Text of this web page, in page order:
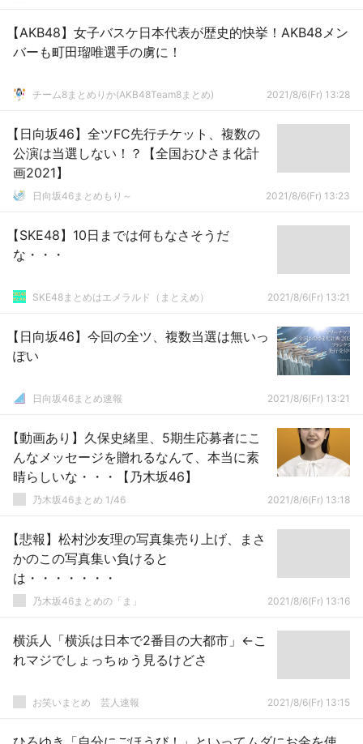
【AKB48】女子バスケ日本代表が歴史的快挙！AKB48メン
バーも町田瑠唯選手の虜に！
チーム8まとめりか(AKB48Team8まとめ) 2021/8/6(Fr) 13:28
【日向坂46】全ツFC先行チケット、複数の
公演は当選しない！？【全国おひさま化計
画2021】
日向坂46まとめもり～ 2021/8/6(Fr) 13:23
【SKE48】10日までは何もなさそうだ
な・・・
SKE48まとめはエメラルド（まとえめ） 2021/8/6(Fr) 13:21
【日向坂46】今回の全ツ、複数当選は無いっ
ぽい
日向坂46まとめ速報 2021/8/6(Fr) 13:21
【動画あり】久保史緒里、5期生応募者にこ
んなメッセージを贈れるなんて、本当に素
晴らしいな・・・【乃木坂46】
乃木坂46まとめ 1/46 2021/8/6(Fr) 13:18
【悲報】松村沙友理の写真集売り上げ、まさ
かのこの写真集い負けると
は・・・・・・・
乃木坂46まとめの「ま」 2021/8/6(Fr) 13:16
横浜人「横浜は日本で2番目の大都市」←こ
れマジでしょっちゅう見るけどさ
お笑いまとめ 芸人速報 2021/8/6(Fr) 13:15